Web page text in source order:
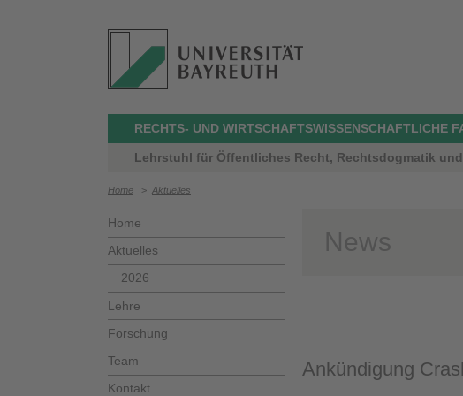
RECHTS- UND WIRTSCHAFTSWISSENSCHAFTLICHE
Lehrstuhl für Öffentliches Recht, Rechtsdogmatik
Home > Aktuelles
Home
Aktuelles
2026
Lehre
Forschung
Team
Kontakt
News
Ankündigung